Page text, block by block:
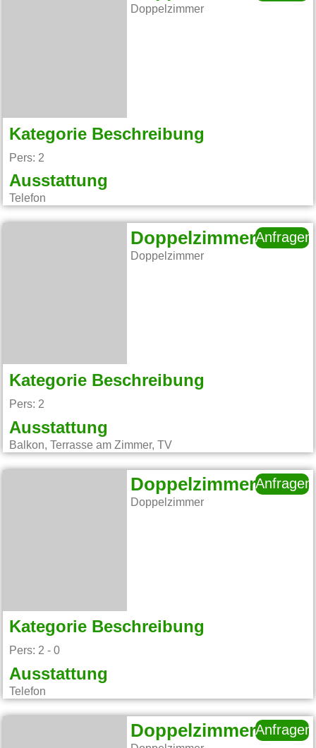
Doppelzimmer
Kategorie Beschreibung
Pers: 2
Ausstattung
Telefon
Doppelzimmer
Doppelzimmer
Anfragen
Kategorie Beschreibung
Pers: 2
Ausstattung
Balkon, Terrasse am Zimmer, TV
Doppelzimmer
Doppelzimmer
Anfragen
Kategorie Beschreibung
Pers: 2 - 0
Ausstattung
Telefon
DoppelzimmerAnfragen